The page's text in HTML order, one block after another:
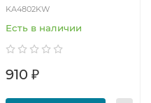
KA4802KW
Есть в наличии
910 ₽